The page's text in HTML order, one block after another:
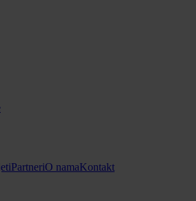
PartneriO namaKontakt